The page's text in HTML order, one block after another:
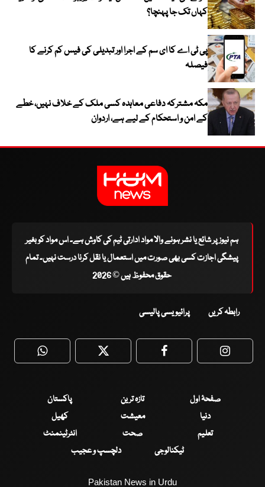
کہاں تک جا پہنچا؟
پی ٹی اے کا ای سم کے اجرا اور تبدیلی کی فیس کم کرنے کا
فیصلہ
مکہ مشترکہ دفاعی معاہدہ کسی ملک کے خلاف نہیں، خطے
کے امن و استحکام کے لیے ہے، اردوان
ہم نیوز پر شائع یا نشر ہونے والا مواد ادارتی ٹیم کی کاوش ہے۔ اس مواد کو بغیر
پیشگی اجازت کسی بھی صورت میں استعمال یا نقل کرنا درست نہیں۔ تمام
حقوق محفوظ ہیں © 2026
رابطہ کریں پرائیویسی پالیسی
WhatsApp Twitter Facebook
صفحۂ اول تازہ ترین
پاکستان
دنیا
معیشت
کھیل
تعلیم
صحت
انٹرٹینمنٹ
ٹیکنالوجی
دلچسپ و عجیب
Pakistan News in Urdu